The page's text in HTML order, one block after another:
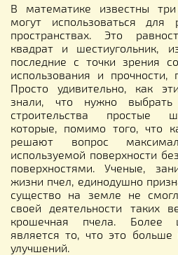
В математике известны
могут использоваться
пространствах. Это
квадрат и шестиугольник,
последние с точки зрения
использования и прочности,
Просто удивительно, как
знали, что нужно
строительства простые
которые, помимо того, что
решают вопрос
используемой поверхности
поверхностями. Ученые,
жизни пчел, единодушно
существо на земле не
своей деятельности таких
крошечная пчела. Более
является то, что это больше
улучшений.